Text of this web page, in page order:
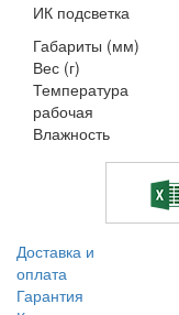
ИК подсветка
Габариты (мм)
Вес (г)
Температура
рабочая
Влажность
Доставка и
оплата
Гарантия